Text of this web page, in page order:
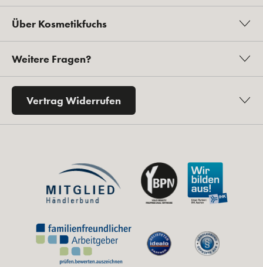
Über Kosmetikfuchs
Weitere Fragen?
Vertrag Widerrufen